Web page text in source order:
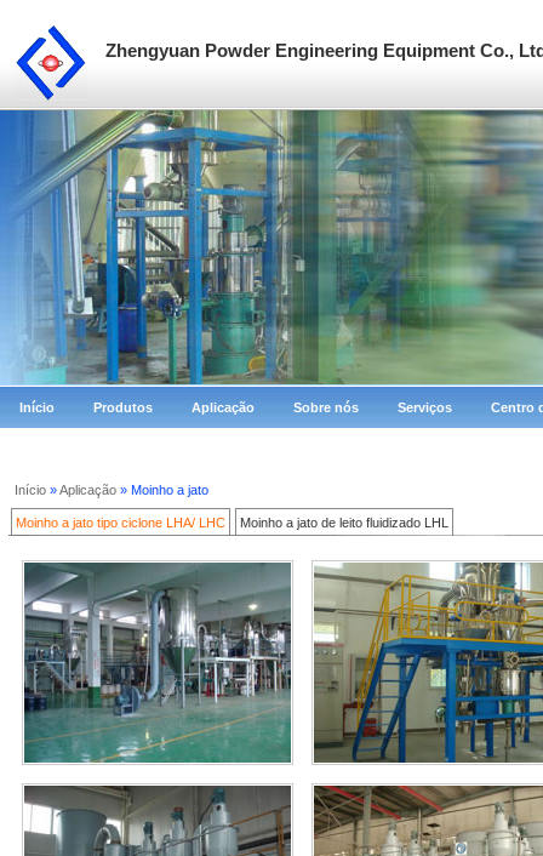
Zhengyuan Powder Engineering Equipment Co.,
Início Produtos Aplicação Sobre nós Serviços Centro
Início »Aplicação » Moinho a jato
Moinho a jato tipo ciclone LHA/ LHC Moinho a jato de leito fluidizado LHL